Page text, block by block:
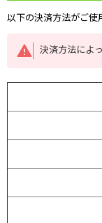
以下の決済方法がご使
決済方法によ